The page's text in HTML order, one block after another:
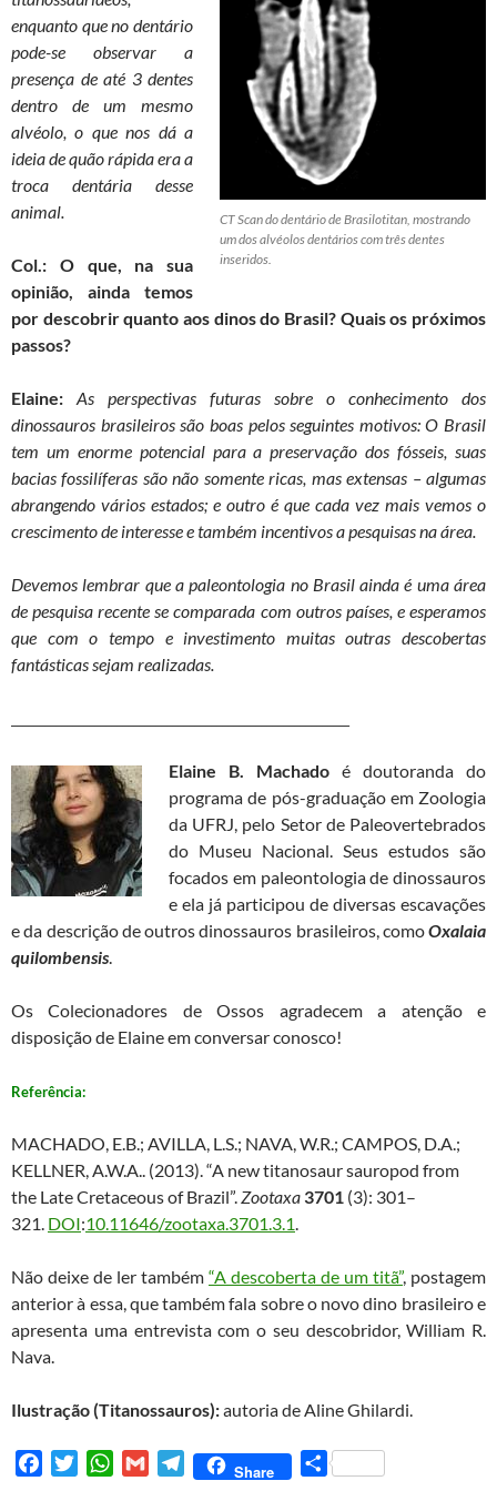
CT Scan do dentário de Brasilotitan, mostrando
um dos alvéolos dentários com três dentes
inseridos.
enquanto que no dentário
pode-se observar a
presença de até 3 dentes
dentro de um mesmo
alvéolo, o que nos dá a
ideia de quão rápida era a
troca dentária desse
animal.
Col.: O que, na sua
opinião, ainda temos
por descobrir quanto aos dinos do Brasil? Quais os próximos
passos?
Elaine:
As perspectivas futuras sobre o conhecimento dos
dinossauros brasileiros são boas pelos seguintes motivos: O Brasil
tem um enorme potencial para a preservação dos fósseis, suas
bacias fossilíferas são não somente ricas, mas extensas – algumas
abrangendo vários estados; e outro é que cada vez mais vemos o
crescimento de interesse e também incentivos a pesquisas na área.
Devemos lembrar que a paleontologia no Brasil ainda é uma área
de pesquisa recente se comparada com outros países, e esperamos
que com o tempo e investimento muitas outras descobertas
fantásticas sejam realizadas.
Elaine B. Machado é doutoranda do
programa de pós-graduação em Zoologia
da UFRJ, pelo Setor de Paleovertebrados
do Museu Nacional. Seus estudos são
focados em paleontologia de dinossauros
e ela já participou de diversas escavações
e da descrição de outros dinossauros brasileiros, comoOxalaia
quilombensis.
Os Colecionadores de Ossos agradecem a atenção e
disposição de Elaine em conversar conosco!
Referência:
MACHADO, E.B.; AVILLA, L.S.; NAVA, W.R.; CAMPOS, D.A.;
KELLNER, A.W.A.. (2013). “A new titanosaur sauropod from
the Late Cretaceous of Brazil”.Zootaxa 3701 (3): 301–
321. DOI:10.11646/zootaxa.3701.3.1.
Não deixe de ler também “A descoberta de um titã”, postagem
anterior à essa, que também fala sobre o novo dino brasileiro e
apresenta uma entrevista com o seu descobridor, William R.
Nava.
Ilustração (Titanossauros):autoria de Aline Ghilardi.
W
G
T
Share
S